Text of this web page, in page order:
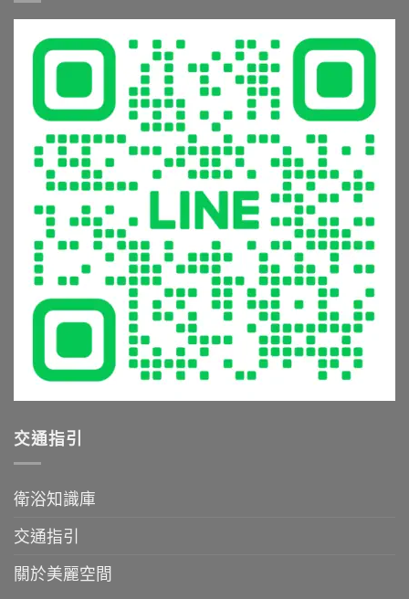
薦
就
這
篇〉
中
淋
浴
設
5
大
常
見
誤
避
坑
南〉
中
從
花
到
恆
溫
龍
頭，
享
極
致
沐
浴
體
驗〉
中
鏽
發
霉
麼
辦？
質
挑
選
與
清
潔
保
全
攻
略〉
交通指引
衛浴知識庫
交通指引
關於美麗空間